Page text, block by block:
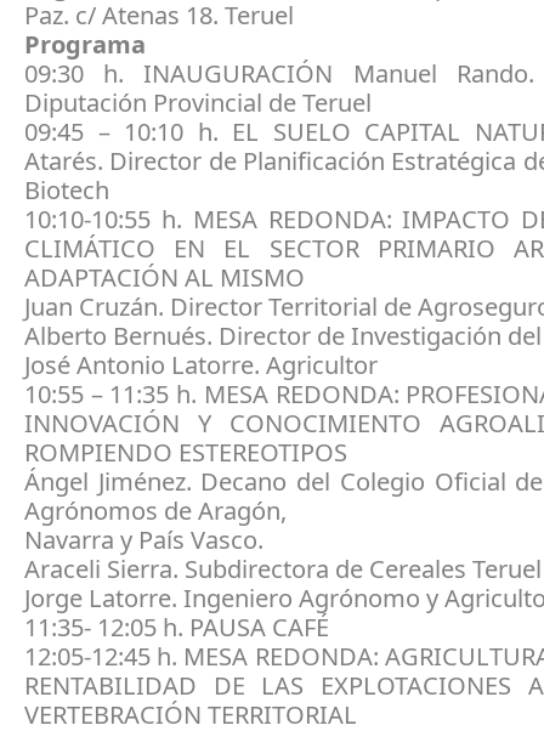
Paz. c/ Atenas 18. Teruel
Programa
09:30 h. INAUGURACIÓN Manuel
Diputación Provincial de Teruel
09:45 – 10:10 h. EL SUELO CAPITAL
Atarés. Director de Planificación Estratégica
Biotech
10:10-10:55 h. MESA REDONDA: IMPACTO
CLIMÁTICO EN EL SECTOR PRIMARIO
ADAPTACIÓN AL MISMO
Juan Cruzán. Director Territorial de
Alberto Bernués. Director de Investigación del
José Antonio Latorre. Agricultor
10:55 – 11:35 h. MESA REDONDA:
INNOVACIÓN Y CONOCIMIENTO
ROMPIENDO ESTEREOTIPOS
Ángel Jiménez. Decano del Colegio Oficial
Agrónomos de Aragón,
Navarra y País Vasco.
Araceli Sierra. Subdirectora de Cereales Teruel
Jorge Latorre. Ingeniero Agrónomo y
11:35- 12:05 h. PAUSA CAFÉ
12:05-12:45 h. MESA REDONDA:
RENTABILIDAD DE LAS EXPLOTACIONES
VERTEBRACIÓN TERRITORIAL